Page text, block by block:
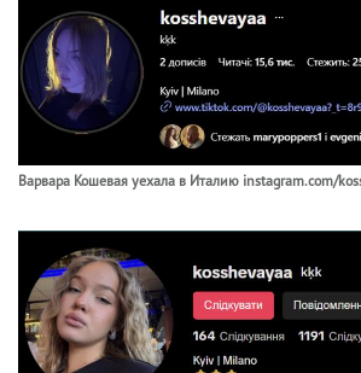
Варвара Кошевая уехала в Италию instagram.com/